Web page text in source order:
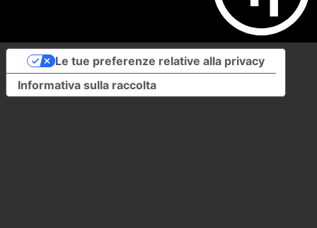
Informativa sulla raccolta
Le tue preferenze relative alla privacy